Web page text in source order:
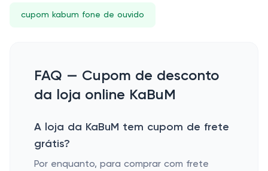
cupom kabum fone de ouvido
FAQ — Cupom de desconto
da loja online KaBuM
A loja da KaBuM tem cupom de frete
grátis?
Por enquanto, para comprar com frete